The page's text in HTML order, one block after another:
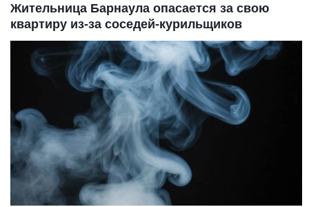
Жительница Барнаула опасается за свою
квартиру из-за соседей-курильщиков